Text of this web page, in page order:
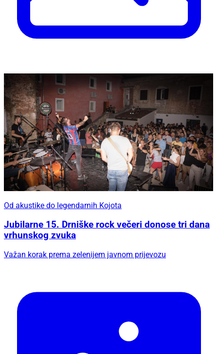
Od akustike do legendarnih Kojota
Jubilarne 15. Drniške rock večeri donose tri dana
vrhunskog zvuka
Važan korak prema zelenijem javnom prijevozu